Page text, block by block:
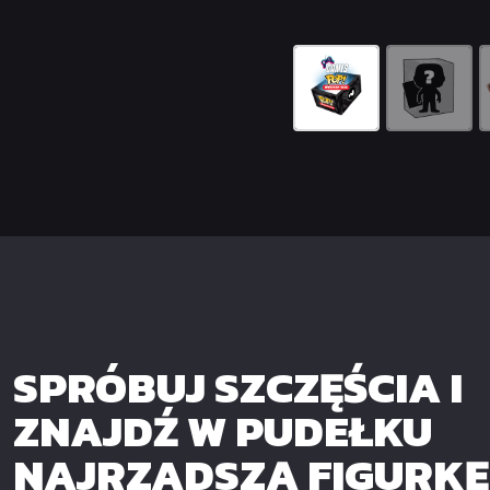
SPRÓBUJ SZCZĘŚCIA I
ZNAJDŹ W PUDEŁKU
NAJRZADSZĄ